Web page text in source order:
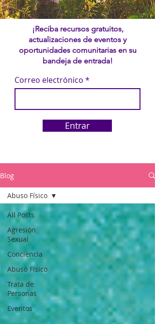
¡Reciba recursos gratuitos,
actualizaciones de eventos y
oportunidades comunitarias en su
bandeja de entrada!
Correo electrónico
Entrar
Blog
All Posts
Agresión
Sexual
Conciencia
Abuso Físico
Trata de
Personas
Eventos
Abuso Físico